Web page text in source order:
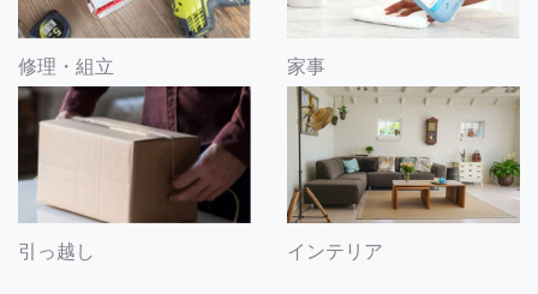
修理・組立 家事
引っ越し インテリア